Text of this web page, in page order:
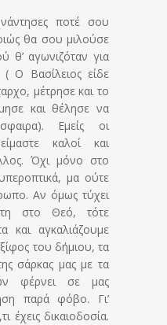
ποτέ σου
θα σου μιλούσε
θ’ αγωνιζόταν για
Ο Βασίλειος είδε
μέτρησε και το
και θέλησε να
Εμείς οι
καλοί και
Όχι μόνο στο
μα ούτε
Αν όμως τύχει
στο Θεό, τότε
και αγκαλιάζουμε
του δήμιου, τα
σάρκας μας με τα
φέρνει σε μας
παρά φόβο. Γι’
έχεις δικαιοδοσία.